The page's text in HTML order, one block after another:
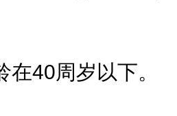
40周岁以下。